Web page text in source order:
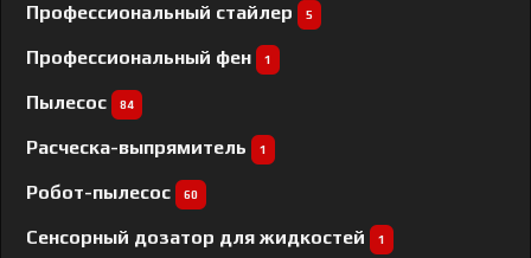
Профессиональный cтайлер 5
Профессиональный фен 1
Пылесос 84
Расческа-выпрямитель 1
Робот-пылесос 60
Сенсорный дозатор для жидкостей 1